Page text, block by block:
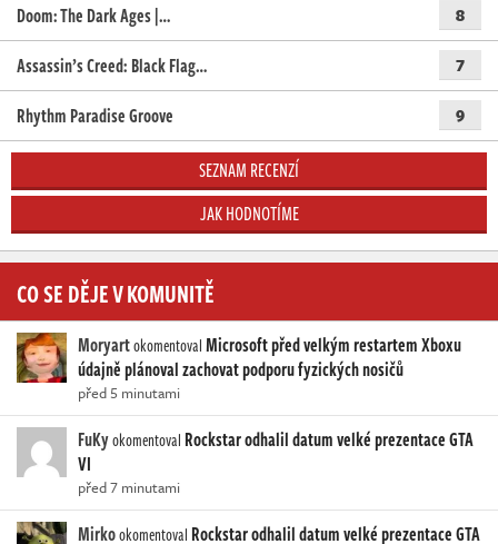
Doom: The Dark Ages |… 8
Assassin’s Creed: Black Flag… 7
Rhythm Paradise Groove 9
SEZNAM RECENZÍ
JAK HODNOTÍME
CO SE DĚJE V KOMUNITĚ
MoryartokomentovalMicrosoft před velkým restartem Xboxu
údajně plánoval zachovat podporu fyzických nosičů
před 5 minutami
FuKyokomentoval Rockstar odhalil datum velké prezentace GTA
VI
před 7 minutami
Mirkookomentoval Rockstar odhalil datum velké prezentace GTA